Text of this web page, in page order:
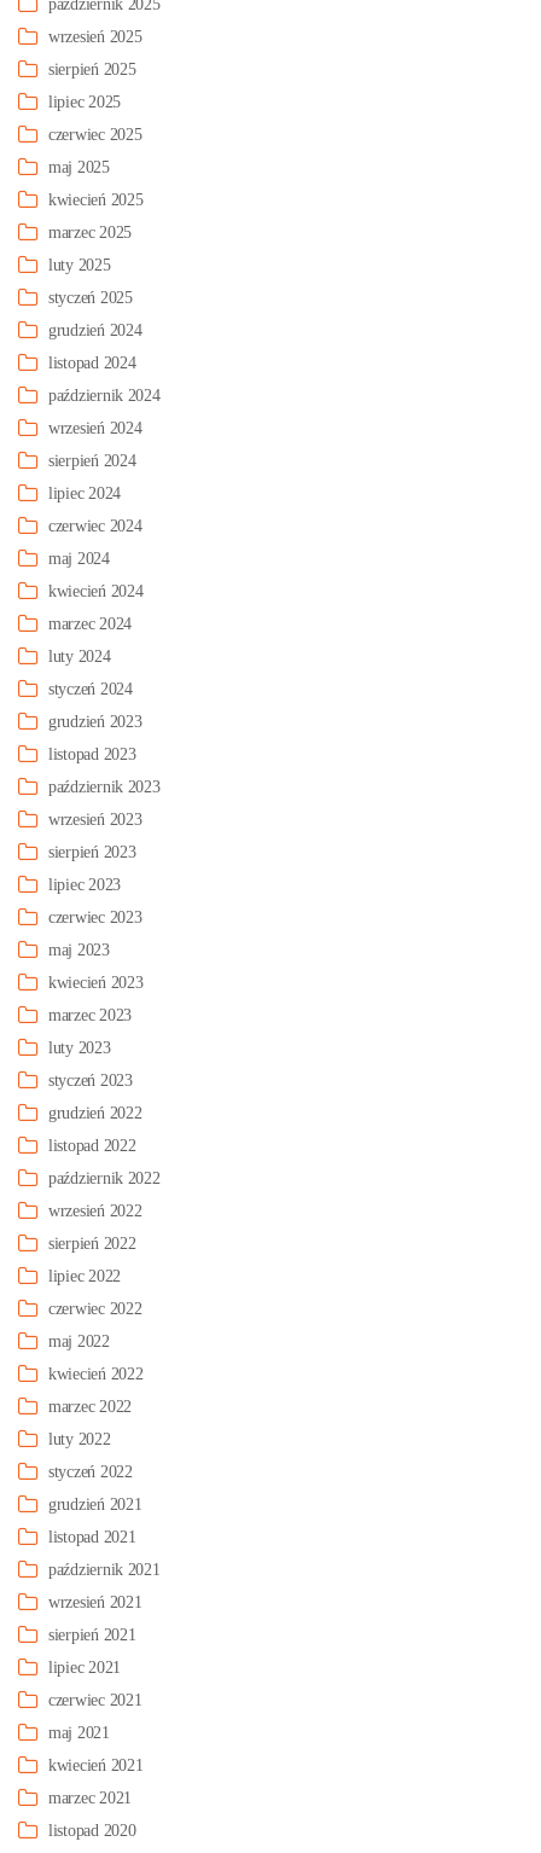
październik 2025
wrzesień 2025
sierpień 2025
lipiec 2025
czerwiec 2025
maj 2025
kwiecień 2025
marzec 2025
luty 2025
styczeń 2025
grudzień 2024
listopad 2024
październik 2024
wrzesień 2024
sierpień 2024
lipiec 2024
czerwiec 2024
maj 2024
kwiecień 2024
marzec 2024
luty 2024
styczeń 2024
grudzień 2023
listopad 2023
październik 2023
wrzesień 2023
sierpień 2023
lipiec 2023
czerwiec 2023
maj 2023
kwiecień 2023
marzec 2023
luty 2023
styczeń 2023
grudzień 2022
listopad 2022
październik 2022
wrzesień 2022
sierpień 2022
lipiec 2022
czerwiec 2022
maj 2022
kwiecień 2022
marzec 2022
luty 2022
styczeń 2022
grudzień 2021
listopad 2021
październik 2021
wrzesień 2021
sierpień 2021
lipiec 2021
czerwiec 2021
maj 2021
kwiecień 2021
marzec 2021
listopad 2020